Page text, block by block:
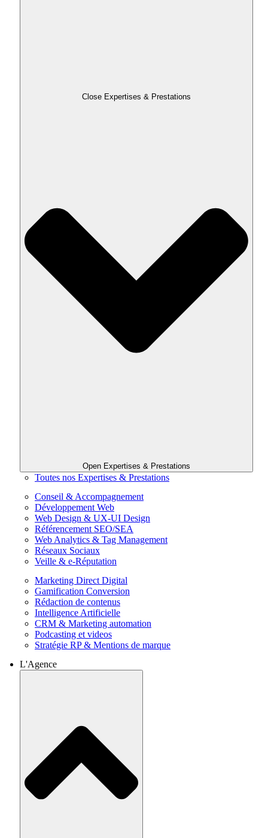
Close Expertises & Prestations
Open Expertises & Prestations
Toutes nos Expertises & Prestations
Conseil & Accompagnement
Développement Web
Web Design & UX-UI Design
Référencement SEO/SEA
Web Analytics & Tag Management
Réseaux Sociaux
Veille & e-Réputation
Marketing Direct Digital
Gamification Conversion
Rédaction de contenus
Intelligence Artificielle
CRM & Marketing automation
Podcasting et videos
Stratégie RP & Mentions de marque
L'Agence